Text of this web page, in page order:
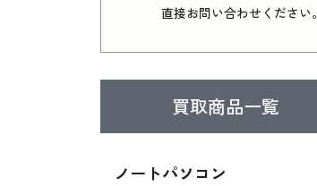
直接お問い合わせください。
買取商品一覧
ノートパソコン